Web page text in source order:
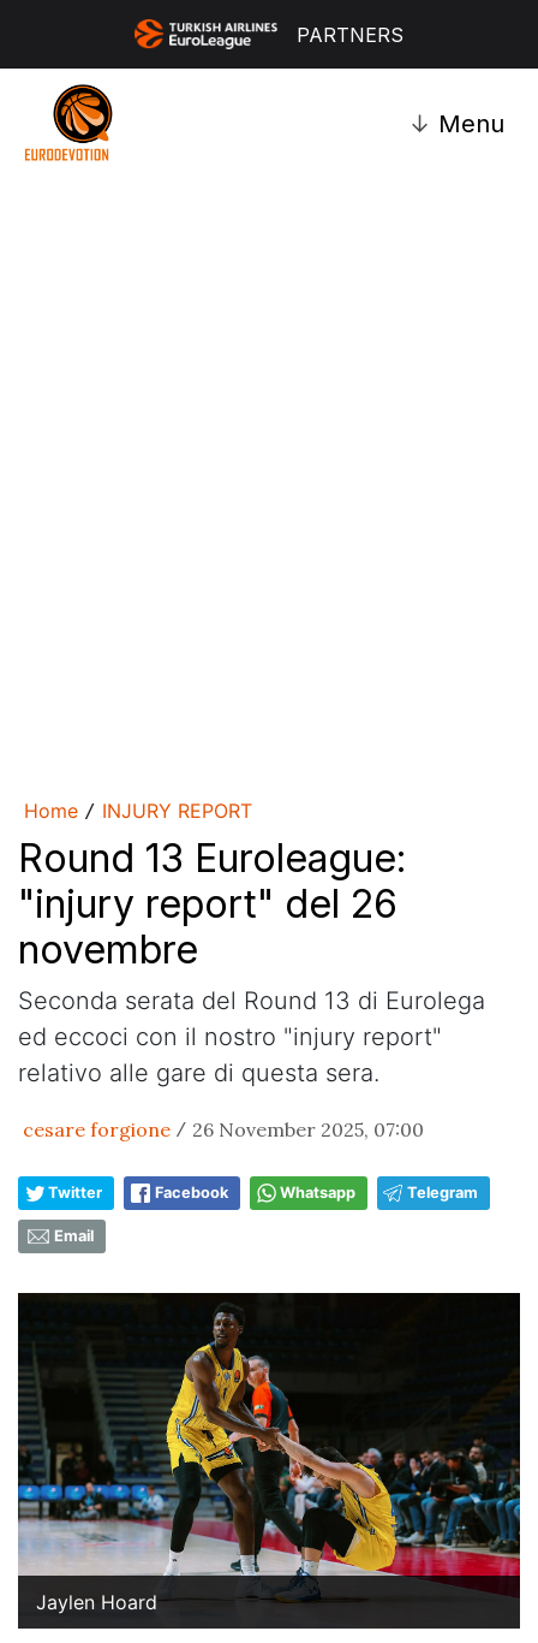
PARTNERS
↓ Menu
Home / INJURY REPORT
Round 13 Euroleague:
"injury report" del 26
novembre
Seconda serata del Round 13 di Eurolega
ed eccoci con il nostro "injury report"
relativo alle gare di questa sera.
cesare forgione / 26 November 2025, 07:00
Twitter Facebook Whatsapp Telegram
Email
Jaylen Hoard